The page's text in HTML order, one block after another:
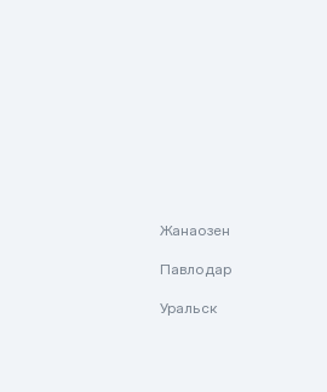
Жанаозен
Павлодар
Уральск